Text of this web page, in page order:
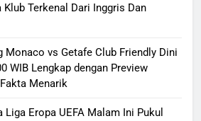
Klub Terkenal Dari Inggris Dan
Monaco vs Getafe Club Friendly Dini
WIB Lengkap dengan Preview
Menarik
Liga Eropa UEFA Malam Ini Pukul